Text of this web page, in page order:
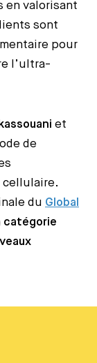
en valorisant
sont
pour
l’ultra-
et
de
cellulaire.
du Global
catégorie